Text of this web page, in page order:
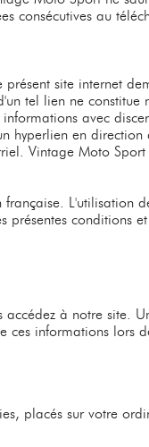
consécutives au
site internet
tel lien ne constitue
avec
hyperlien en direction
Vintage Moto
L'utilisation
présentes conditions
à notre site.
ces informations lors
placés sur votre